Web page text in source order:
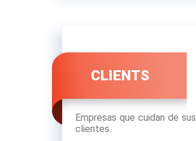
CLIENTS
Empresas que cuidan de sus
clientes.